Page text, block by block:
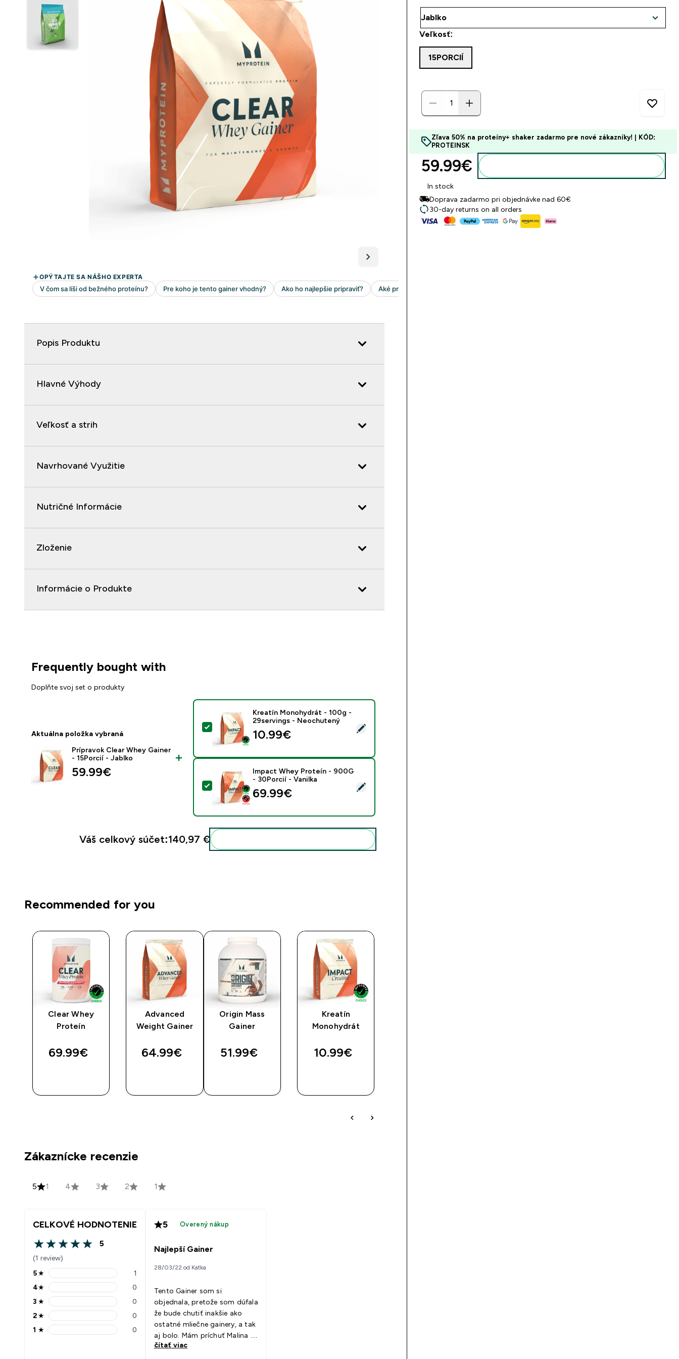
Popis Produktu
Hlavné Výhody
Veľkosť a strih
Navrhované Využitie
Nutričné Informácie
Zloženie
Informácie o Produkte
Frequently bought with
Doplňte svoj set o produkty
Aktuálna položka vybraná
Prípravok Clear Whey Gainer
- 15Porcií - Jablko
59.99€‎
Vybrať tento produkt - Kreatín Monohydrát - 100g - 29servings - Neochutený
Kreatín Monohydrát - 100g -
29servings - Neochutený
10.99€‎
Vybrať tento produkt - Impact Whey Proteín - 900G - 30Porcií - Vanilka
Impact Whey Proteín - 900G
- 30Porcií - Vanilka
69.99€‎
Váš celkový súčet:140,97 €‎
Recommended for you
Clear Whey
Proteín
69.99€‎
Advanced
Weight Gainer
64.99€‎
Origin Mass
Gainer
51.99€‎
Kreatín
Monohydrát
10.99€‎
Zákaznícke recenzie
5 1 4 3 2 1
CELKOVÉ HODNOTENIE
5 out of 5 stars
5
(1 review)
5 stars rating 1 reviews
5★ 1
4 stars rating 0 reviews
4★ 0
3 stars rating 0 reviews
3 ★ 0
2 stars rating 0 reviews
2★ 0
1 stars rating 0 reviews
1 ★ 0
5 Overený nákup
Najlepší Gainer
28/03/22 od Katka
Tento Gainer som si
objednala, pretože som dúfala
že bude chutiť inakšie ako
ostatné mliečne gainery, a tak
aj bolo. Mám príchuť Malina a
je topka. Chutí výborne a
čítať viac
Veľkosť:
15PORCIÍ
Zľava 50% na proteíny+ shaker zadarmo pre nové zákazníky! | KÓD:
PROTEINSK
59.99€‎
In stock
Doprava zadarmo pri objednávke nad 60€
30-day returns on all orders